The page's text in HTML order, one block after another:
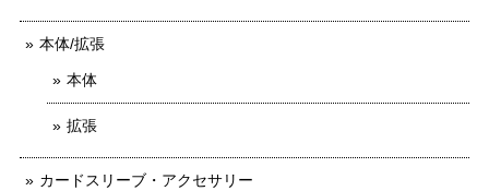
本体/拡張
本体
拡張
カードスリーブ・アクセサリー